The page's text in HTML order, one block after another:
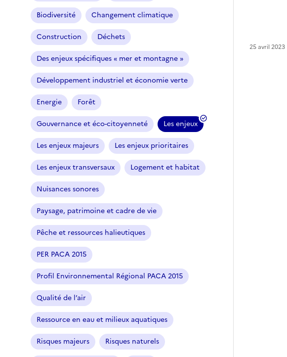
Biodiversité Changement climatique
Construction Déchets
Des enjeux spécifiques « mer et montagne »
Développement industriel et économie verte
Energie Forêt
Gouvernance et éco-citoyenneté Les enjeux
(
f
i
l
t
t
i
Les enjeux majeurs Les enjeux prioritaires
Les enjeux transversaux Logement et habitat
Nuisances sonores
Paysage, patrimoine et cadre de vie
Pêche et ressources halieutiques
PER PACA 2015
Profil Environnemental Régional PACA 2015
Qualité de l’air
Ressource en eau et milieux aquatiques
Risques majeurs Risques naturels
25 avril 2023